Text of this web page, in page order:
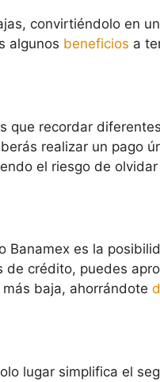
convirtiéndolo en
algunos beneficios a
que recordar
realizar un pago
el riesgo de
es la
crédito, puedes
baja, ahorrándote
lugar simplifica el